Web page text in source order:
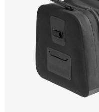
ます。当サービスご利用の際
の氏名、電話番号、受取人の
限らない）は、AFTEEに渡さ
す。AFTEEの個人情報の収集
ームページの『個人情報の収
ださい（ https://aftee.tw/
AFTEEの初回ご利用の際に、
ります。支払い期限を過ぎた
納金が加算されます。未成年
の同意を得ればAFTEEをご利用